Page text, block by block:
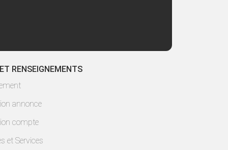
RENSEIGNEMENTS
annonce
compte
et Services